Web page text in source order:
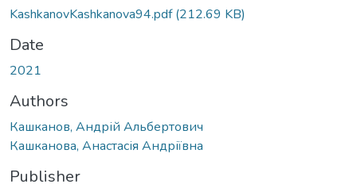
KashkanovKashkanova94.pdf(212.69 KB)
Date
2021
Authors
Кашканов, Андрій Альбертович
Кашканова, Анастасія Андріївна
Publisher